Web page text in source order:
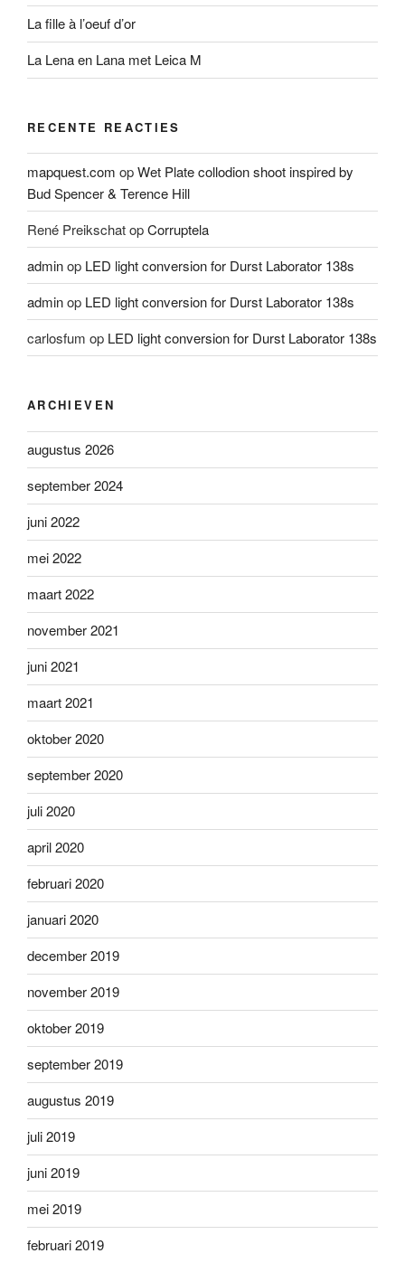
La fille à l’oeuf d’or
La Lena en Lana met Leica M
RECENTE REACTIES
mapquest.com opWet Plate collodion shoot inspired by
Bud Spencer & Terence Hill
René PreikschatopCorruptela
adminop LED light conversion for Durst Laborator 138s
adminop LED light conversion for Durst Laborator 138s
carlosfum op LED light conversion for Durst Laborator 138s
ARCHIEVEN
augustus 2026
september 2024
juni 2022
mei 2022
maart 2022
november 2021
juni 2021
maart 2021
oktober 2020
september 2020
juli 2020
april 2020
februari 2020
januari 2020
december 2019
november 2019
oktober 2019
september 2019
augustus 2019
juli 2019
juni 2019
mei 2019
februari 2019